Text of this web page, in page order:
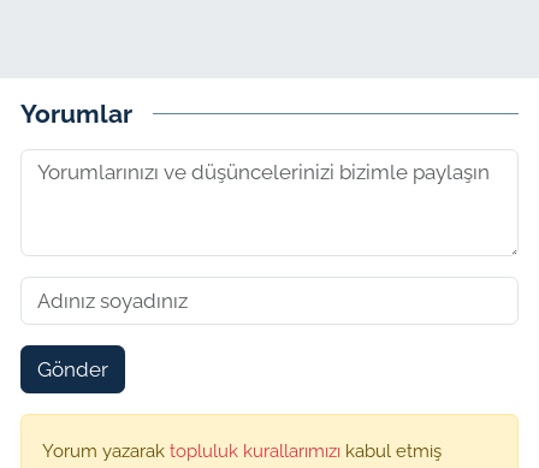
Yorumlar
Gönder
Yorum yazarak topluluk kurallarımızı kabul etmiş